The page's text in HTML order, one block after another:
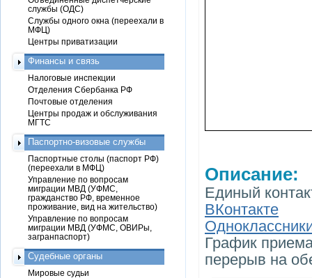
Описание:
Единый
ВКонтакте
График
перерыв на
службы (ОДС)
Службы одного окна (переехали в
МФЦ)
Центры приватизации
Финансы и связь
Налоговые инспекции
Отделения Сбербанка РФ
Почтовые отделения
Центры продаж и обслуживания
МГТС
Паспортно-визовые службы
Паспортные столы (паспорт РФ)
(переехали в МФЦ)
Управление по вопросам
миграции МВД (УФМС,
гражданство РФ, временное
проживание, вид на жительство)
Управление по вопросам
миграции МВД (УФМС, ОВИРы,
загранпаспорт)
Судебные органы
Мировые судьи